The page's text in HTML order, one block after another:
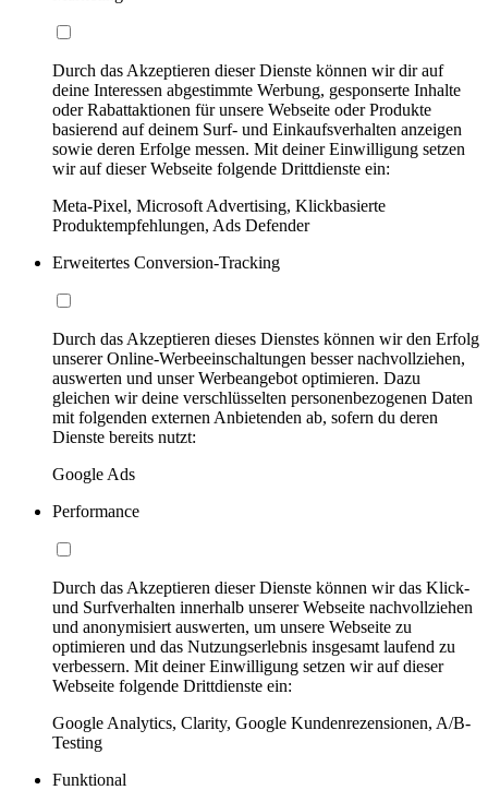
Durch das Akzeptieren dieser Dienste können wir dir auf
deine Interessen abgestimmte Werbung, gesponserte Inhalte
oder Rabattaktionen für unsere Webseite oder Produkte
basierend auf deinem Surf- und Einkaufsverhalten anzeigen
sowie deren Erfolge messen. Mit deiner Einwilligung setzen
wir auf dieser Webseite folgende Drittdienste ein:
Meta-Pixel, Microsoft Advertising, Klickbasierte
Produktempfehlungen, Ads Defender
Erweitertes Conversion-Tracking
Durch das Akzeptieren dieses Dienstes können wir den Erfolg
unserer Online-Werbeeinschaltungen besser nachvollziehen,
auswerten und unser Werbeangebot optimieren. Dazu
gleichen wir deine verschlüsselten personenbezogenen Daten
mit folgenden externen Anbietenden ab, sofern du deren
Dienste bereits nutzt:
Google Ads
Performance
Durch das Akzeptieren dieser Dienste können wir das Klick-
und Surfverhalten innerhalb unserer Webseite nachvollziehen
und anonymisiert auswerten, um unsere Webseite zu
optimieren und das Nutzungserlebnis insgesamt laufend zu
verbessern. Mit deiner Einwilligung setzen wir auf dieser
Webseite folgende Drittdienste ein:
Google Analytics, Clarity, Google Kundenrezensionen, A/B-
Testing
Funktional